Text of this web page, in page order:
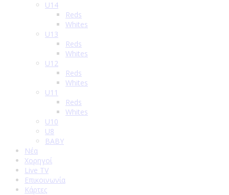
U14
Reds
Whites
U13
Reds
Whites
U12
Reds
Whites
U11
Reds
Whites
U10
U8
BABY
Νέα
Χορηγοί
Live TV
Επικοινωνία
Κάρτες